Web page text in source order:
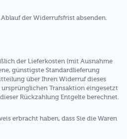
der Widerrufsfrist absenden.
der Lieferkosten (mit Ausnahme
günstigste Standardlieferung
über Ihren Widerruf dieses
ursprünglichen Transaktion eingesetzt
Rückzahlung Entgelte berechnet.
erbracht haben, dass Sie die Waren